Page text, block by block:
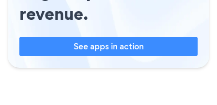
revenue.
See apps in action